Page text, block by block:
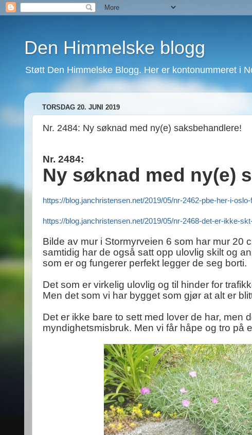
Den Himmelske blogg
Støtt Den Himmelske Blogg. Her er kontonummeret i
TORSDAG 20. JUNI 2019
Nr. 2484: Ny søknad med ny(e) saksbehandlere!
Nr. 2484:
Ny søknad med ny(e)
https://blog.janchristensen.net/2019/05/nr-2462-pbe-her-i-
https://blog.janchristensen.net/2019/05/nr-2468-det-er-ikke-
Bilde av mur i Stormyrveien 6 som har mur 20
samtidig har de også satt opp ulovlig skilt og
som er og fungerer perfekt legger de seg borti.
Det som er virkelig ulovlig og til hinder for
Men det som vi har bygget som gjør at alt er
Det er ikke bare to sett med lover de har, men
myndighetsmisbruk. Men vi får håpe og tro på